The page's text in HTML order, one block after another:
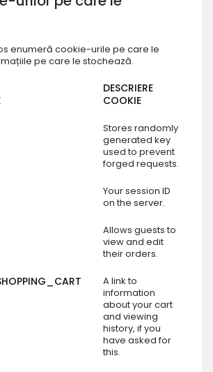
enumeră cookie-urile pe care le
pe care le stochează.
DESCRIERE
COOKIE
Stores randomly
generated key
used to prevent
forged requests.
Your session ID
on the server.
Allows guests to
view and edit
their orders.
A link to
information
about your cart
and viewing
history, if you
have asked for
this.